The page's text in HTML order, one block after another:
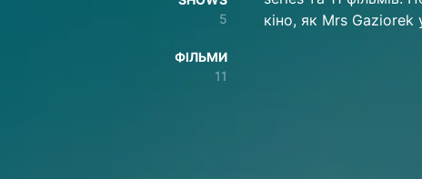
5
ФІЛЬМИ
11
кіно, як Mrs